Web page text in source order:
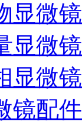
显微镜
显微镜
显微镜
镜配件